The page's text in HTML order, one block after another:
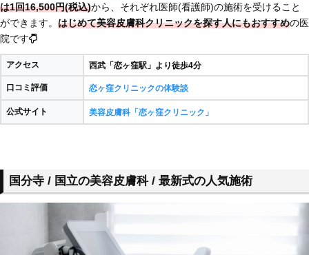
は1回16,500円(税込)から、それぞれ医師(看護師)の施術を受けること
ができます。 はじめて美容皮膚科クリニックを探す人にもおすすめの医
院です
アクセス 西武「恋ヶ窪駅」より徒歩4分
口コミ評価 恋ヶ窪クリニックの体験談
公式サイト 美容皮膚科「恋ヶ窪クリニック」
国分寺 / 国立の美容皮膚科 / 最新式の人気施術